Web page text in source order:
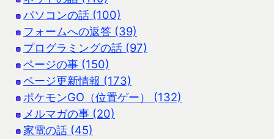
パソコンの話 (100)
フォームへの返答 (39)
プログラミングの話 (97)
ページの事 (150)
ページ更新情報 (173)
ポケモンGO（位置ゲー） (132)
メルマガの事 (20)
家電の話 (45)